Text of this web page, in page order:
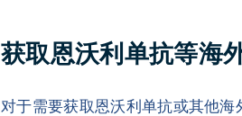
获取恩沃利单抗等海
对于需要获取恩沃利单抗或其他